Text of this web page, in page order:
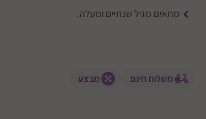
מתאים מגיל שנתיים ומעלה.
משלוח חינם מבצע